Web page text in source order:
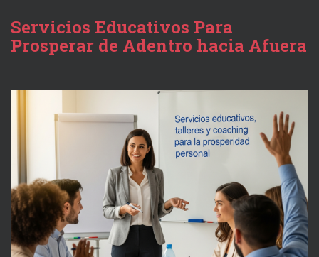
Servicios Educativos Para
Prosperar de Adentro hacia Afuera